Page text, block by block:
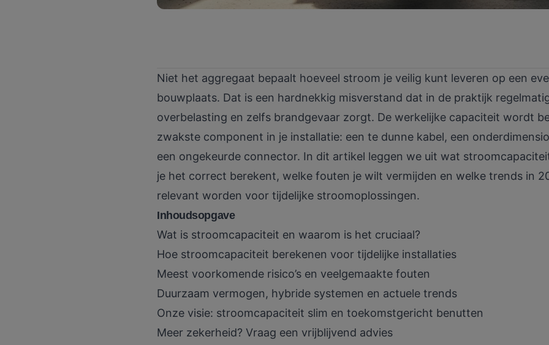
Niet het aggregaat bepaalt hoeveel stroom je veilig kunt leveren op een
bouwplaats. Dat is een hardnekkig misverstand dat in de praktijk
overbelasting en zelfs brandgevaar zorgt. De werkelijke capaciteit wordt
zwakste component in je installatie: een te dunne kabel, een
een ongekeurde connector. In dit artikel leggen we uit wat
je het correct berekent, welke fouten je wilt vermijden en welke trends in
relevant worden voor tijdelijke stroomoplossingen.
Inhoudsopgave
Wat is stroomcapaciteit en waarom is het cruciaal?
Hoe stroomcapaciteit berekenen voor tijdelijke installaties
Meest voorkomende risico’s en veelgemaakte fouten
Duurzaam vermogen, hybride systemen en actuele trends
Onze visie: stroomcapaciteit slim en toekomstgericht benutten
Meer zekerheid? Vraag een vrijblijvend advies